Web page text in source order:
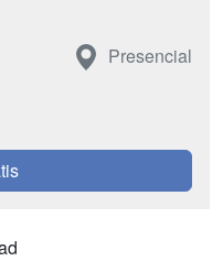
Presencial